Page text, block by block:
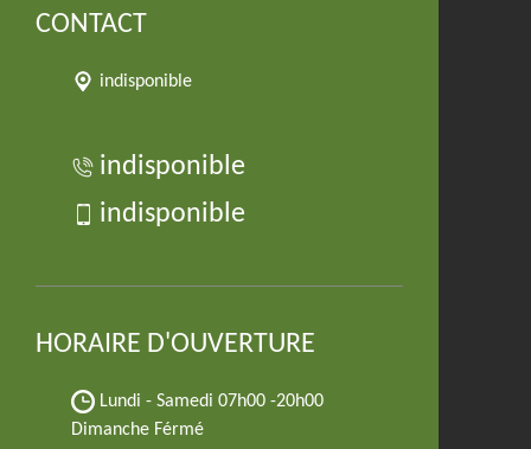
CONTACT
indisponible
indisponible
indisponible
HORAIRE D'OUVERTURE
Lundi - Samedi 07h00 -20h00
Dimanche Férmé